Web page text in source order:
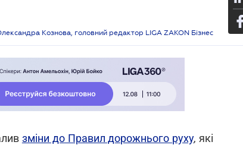
Кознова, головний редактор LIGA ZAKON Бізнес
зміни до Правил дорожнього руху, які